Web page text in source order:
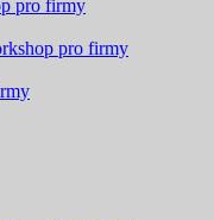
pro firmy
pro firmy